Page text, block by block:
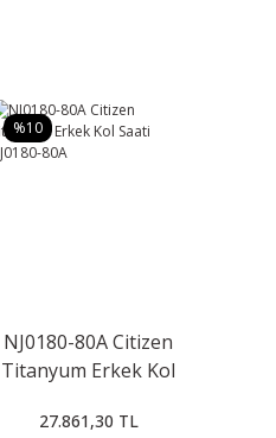
%10
NJ0180-80A Citizen
Titanyum Erkek Kol
27.861,30 TL